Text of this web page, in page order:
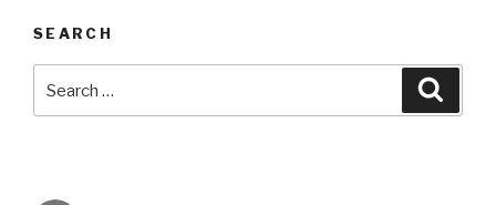
SEARCH
for: